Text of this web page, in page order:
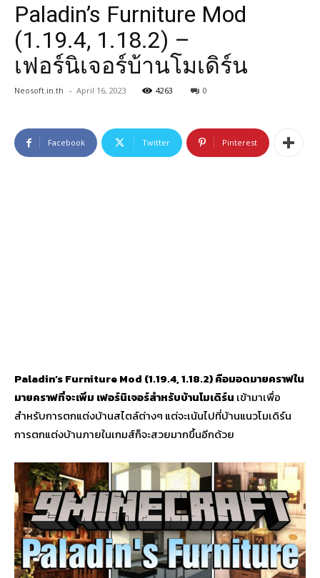
Paladin’s Furniture Mod
(1.19.4, 1.18.2) –
เฟอร์นิเจอร์บ้านโมเดิร์น
Neosoft.in.th - April 16, 2023 4263 0
Facebook Twitter Pinterest
Paladin’s Furniture Mod (1.19.4, 1.18.2)คือมอดมายคราฟใน
มายคราฟที่จะเพิ่ม เฟอร์นิเจอร์สำหรับบ้านโมเดิร์น เข้ามาเพื่อ
สำหรับการตกแต่งบ้านสไตล์ต่างๆ แต่จะเน้นไปที่บ้านแนวโมเดิร์น
การตกแต่งบ้านภายในเกมส์ก็จะสวยมากขึ้นอีกด้วย